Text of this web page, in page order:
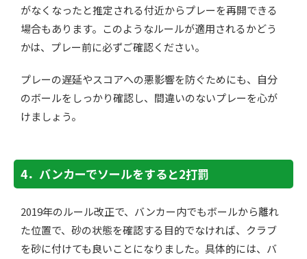
がなくなったと推定される付近からプレーを再開できる
場合もあります。このようなルールが適用されるかどう
かは、プレー前に必ずご確認ください。
プレーの遅延やスコアへの悪影響を防ぐためにも、自分
のボールをしっかり確認し、間違いのないプレーを心が
けましょう。
4．バンカーでソールをすると2打罰
2019年のルール改正で、バンカー内でもボールから離れ
た位置で、砂の状態を確認する目的でなければ、クラブ
を砂に付けても良いことになりました。具体的には、バ